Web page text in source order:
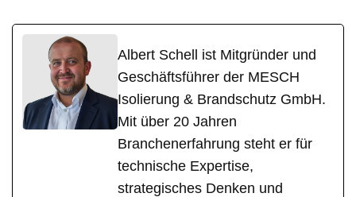
Albert Schell ist Mitgründer und
Geschäftsführer der MESCH
Isolierung & Brandschutz GmbH.
Mit über 20 Jahren
Branchenerfahrung steht er für
technische Expertise,
strategisches Denken und